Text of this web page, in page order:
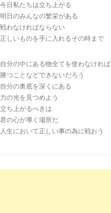
今日私たちは立ち上がる
明日のみんなの繁栄がある
戦わなければならない
正しいものを手に入れるその時まで
自分の中にある物全てを使わなければ
勝つことなどできないだろう
自分の奥底を深くにある
力の光を見つめよう
立ち上がるべきは
君の心が導く場所だ
人生において正しい事の為に戦おう